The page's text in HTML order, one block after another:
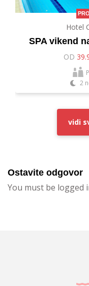
Hotel
SPA vikend
OD
2
vidi
Ostavite odgovor
You must be logged